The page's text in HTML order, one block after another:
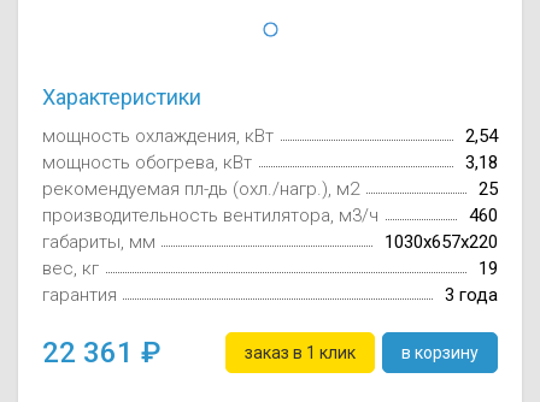
Характеристики
мощность охлаждения, кВт
2,54
мощность обогрева, кВт
3,18
рекомендуемая пл-дь (охл./нагр.), м2
25
производительность вентилятора, м3/ч
460
габариты, мм
1030x657x220
вес, кг
19
гарантия
3 года
22 361 заказ в 1 клик в корзину